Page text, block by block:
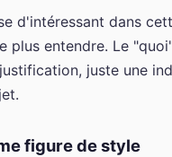
d'intéressant dans
plus entendre. Le
juste une
figure de style